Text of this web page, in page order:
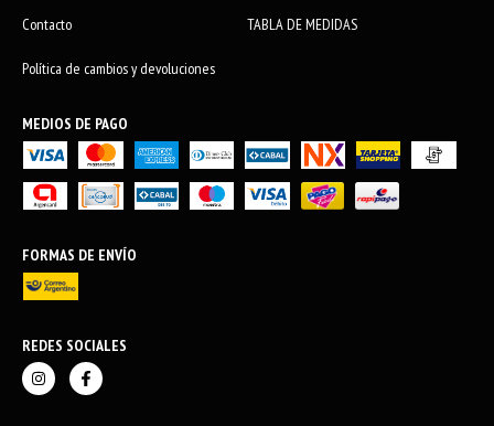
Contacto TABLA DE MEDIDAS
Política de cambios y devoluciones
MEDIOS DE PAGO
FORMAS DE ENVÍO
REDES SOCIALES